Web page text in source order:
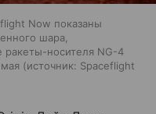
Now показаны
шара,
ракеты-носителя NG-4
источник: Spaceflight